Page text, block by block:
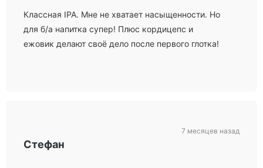
Классная IPA. Мне не хватает насыщенности. Но
для б/а напитка супер! Плюс кордицепс и
ежовик делают своё дело после первого глотка!
Стефан
7 месяцев назад